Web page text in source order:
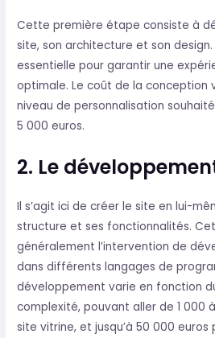
Cette première étape consiste à
site, son architecture et son design.
essentielle pour garantir une
optimale. Le coût de la conception
niveau de personnalisation
5 000 euros.
2. Le
Il s’agit ici de créer le site en lui-
structure et ses fonctionnalités.
généralement l’intervention de
dans différents langages de
développement varie en fonction
complexité, pouvant aller de 1 000
site vitrine, et jusqu’à 50 000